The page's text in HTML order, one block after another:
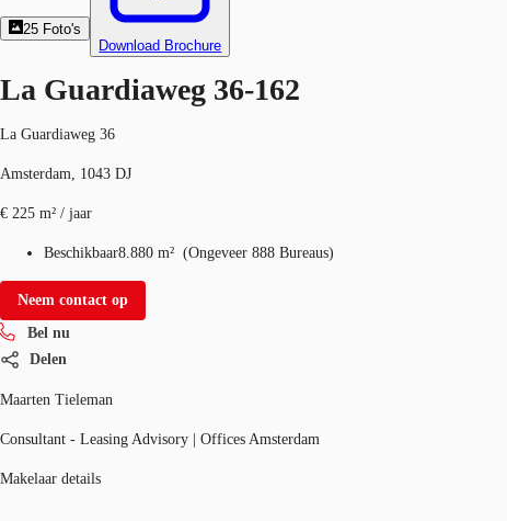
25 Foto's
Download Brochure
La Guardiaweg 36-162
La Guardiaweg 36
Amsterdam, 1043 DJ
€ 225 m² / jaar
Beschikbaar8.880 m² (Ongeveer 888 Bureaus)
Neem contact op
Bel nu
Delen
Maarten Tieleman
Consultant - Leasing Advisory | Offices Amsterdam
Makelaar details